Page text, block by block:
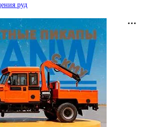
руд